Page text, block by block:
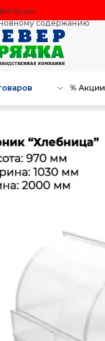
содержанию
% Акции